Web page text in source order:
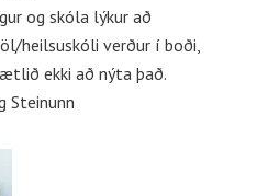
og skóla lýkur að
heilsuskóli verður í boði,
ekki að nýta það.
Steinunn